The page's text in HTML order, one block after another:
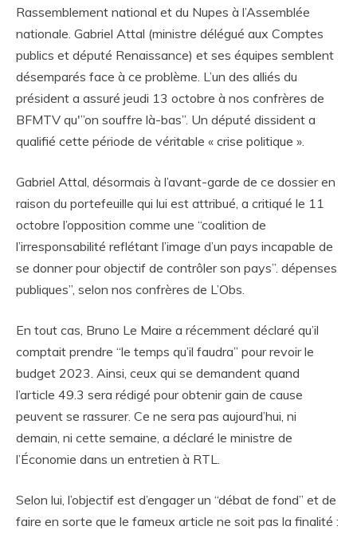
Rassemblement national et du Nupes à l’Assemblée
nationale. Gabriel Attal (ministre délégué aux Comptes
publics et député Renaissance) et ses équipes semblent
désemparés face à ce problème. L’un des alliés du
président a assuré jeudi 13 octobre à nos confrères de
BFMTV qu'”on souffre là-bas”. Un député dissident a
qualifié cette période de véritable « crise politique ».
Gabriel Attal, désormais à l’avant-garde de ce dossier en
raison du portefeuille qui lui est attribué, a critiqué le 11
octobre l’opposition comme une “coalition de
l’irresponsabilité reflétant l’image d’un pays incapable de
se donner pour objectif de contrôler son pays”. dépenses
publiques”, selon nos confrères de L’Obs.
En tout cas, Bruno Le Maire a récemment déclaré qu’il
comptait prendre “le temps qu’il faudra” pour revoir le
budget 2023. Ainsi, ceux qui se demandent quand
l’article 49.3 sera rédigé pour obtenir gain de cause
peuvent se rassurer. Ce ne sera pas aujourd’hui, ni
demain, ni cette semaine, a déclaré le ministre de
l’Économie dans un entretien à RTL.
Selon lui, l’objectif est d’engager un “débat de fond” et de
faire en sorte que le fameux article ne soit pas la finalité :